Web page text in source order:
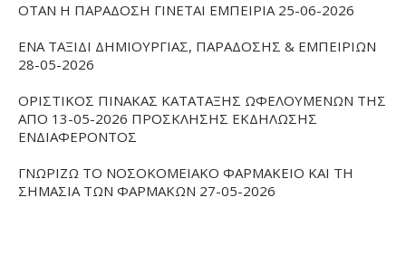
ΟΤΑΝ Η ΠΑΡΑΔΟΣΗ ΓΙΝΕΤΑΙ ΕΜΠΕΙΡΙΑ 25-06-2026
ΕΝΑ ΤΑΞΙΔΙ ΔΗΜΙΟΥΡΓΙΑΣ, ΠΑΡΑΔΟΣΗΣ & ΕΜΠΕΙΡΙΩΝ
28-05-2026
ΟΡΙΣΤΙΚΟΣ ΠΙΝΑΚΑΣ ΚΑΤΑΤΑΞΗΣ ΩΦΕΛΟΥΜΕΝΩΝ ΤΗΣ
ΑΠΟ 13-05-2026 ΠΡΟΣΚΛΗΣΗΣ ΕΚΔΗΛΩΣΗΣ
ΕΝΔΙΑΦΕΡΟΝΤΟΣ
ΓΝΩΡΙΖΩ ΤΟ ΝΟΣΟΚΟΜΕΙΑΚΟ ΦΑΡΜΑΚΕΙΟ ΚΑΙ ΤΗ
ΣΗΜΑΣΙΑ ΤΩΝ ΦΑΡΜΑΚΩΝ 27-05-2026